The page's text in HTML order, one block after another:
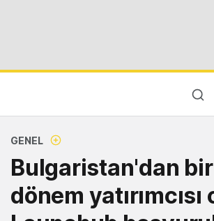
GENEL
Bulgaristan'dan
dönem yatırımcısı